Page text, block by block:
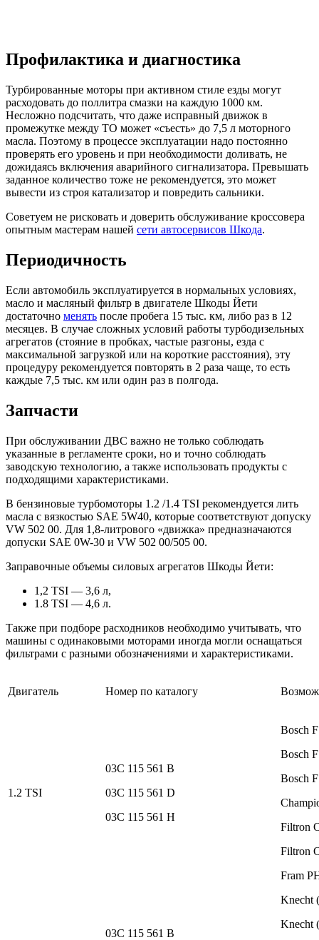
Профилактика и диагностика
Турбированные моторы при активном стиле езды могут
расходовать до поллитра смазки на каждую 1000 км.
Несложно подсчитать, что даже исправный движок в
промежутке между ТО может «съесть» до 7,5 л моторного
масла. Поэтому в процессе эксплуатации надо постоянно
проверять его уровень и при необходимости доливать, не
дожидаясь включения аварийного сигнализатора. Превышать
заданное количество тоже не рекомендуется, это может
вывести из строя катализатор и повредить сальники.
Советуем не рисковать и доверить обслуживание кроссовера
опытным мастерам нашей сети автосервисов Шкода.
Периодичность
Если автомобиль эксплуатируется в нормальных условиях,
масло и масляный фильтр в двигателе Шкоды Йети
достаточно менять после пробега 15 тыс. км, либо раз в 12
месяцев. В случае сложных условий работы турбодизельных
агрегатов (стояние в пробках, частые разгоны, езда с
максимальной загрузкой или на короткие расстояния), эту
процедуру рекомендуется повторять в 2 раза чаще, то есть
каждые 7,5 тыс. км или один раз в полгода.
Запчасти
При обслуживании ДВС важно не только соблюдать
указанные в регламенте сроки, но и точно соблюдать
заводскую технологию, а также использовать продукты с
подходящими характеристиками.
В бензиновые турбомоторы 1.2 /1.4 TSI рекомендуется лить
масла с вязкостью SAE 5W40, которые соответствуют допуску
VW 502 00. Для 1,8-литрового «движка» предназначаются
допуски SAE 0W-30 и VW 502 00/505 00.
Заправочные объемы силовых агрегатов Шкоды Йети:
1,2 TSI — 3,6 л,
1.8 TSI — 4,6 л.
Также при подборе расходников необходимо учитывать, что
машины с одинаковыми моторами иногда могли оснащаться
фильтрами с разными обозначениями и характеристиками.
Двигатель Номер по каталогу
1.2 TSI
03C 115 561 B
03C 115 561 D
03C 115 561 H
Bosch
Bosch
Bosch
Filtron
Filtron
Fram
Knecht
Knecht
03C 115 561 B